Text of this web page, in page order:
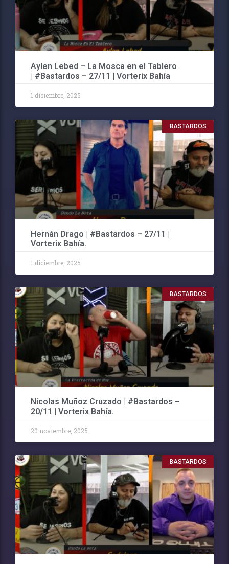
Aylen Lebed – La Mosca en el Tablero
| #Bastardos – 27/11 | Vorterix Bahía
1 diciembre, 2025
BASTARDOS
Hernán Drago | #Bastardos – 27/11 |
Vorterix Bahía.
1 diciembre, 2025
BASTARDOS
Nicolas Muñoz Cruzado | #Bastardos –
20/11 | Vorterix Bahía.
20 noviembre, 2025
BASTARDOS